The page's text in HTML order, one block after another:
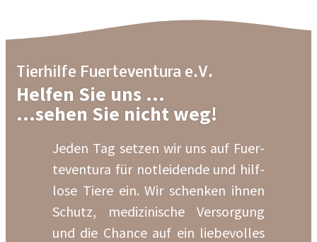
Tier­hil­fe Fuer­te­ven­tura e.V.
Helfen Sie uns …
…sehen Sie nicht weg!
Jeden Tag set­zen wir uns auf Fuer­
te­ven­tura für not­lei­den­de und hilf­
lo­se Tie­re ein. Wir schen­ken ihnen
Schutz, medi­zi­ni­sche Ver­sor­gung
und die Chan­ce auf ein lie­be­vol­les